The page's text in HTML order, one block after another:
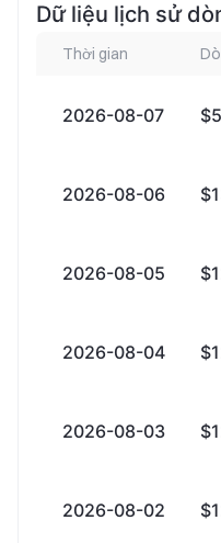
Dữ liệu lịch sử
Thời gian
2026-08-07
2026-08-06
2026-08-05
2026-08-04
2026-08-03
2026-08-02